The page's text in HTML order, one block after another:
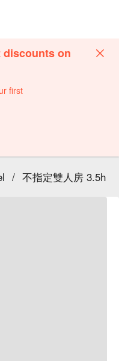
discounts on
first
/ 不指定雙人房 3.5h